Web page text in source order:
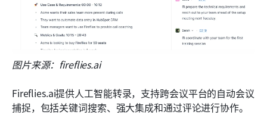
图片来源：fireflies.ai
Fireflies.ai提供人工智能转录，支持跨会议平台的自动会议
捕捉，包括关键词搜索、强大集成和通过评论进行协作。